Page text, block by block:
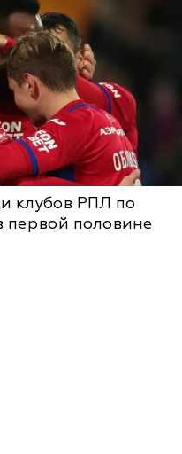
клубов РПЛ по
первой половине